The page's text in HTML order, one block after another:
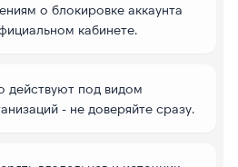
о блокировке аккаунта
кабинете.
действуют под видом
- не доверяйте сразу.